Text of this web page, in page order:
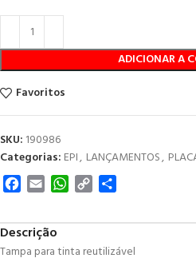
ADICIONAR A
Favoritos
SKU: 190986
Categorias: EPI, LANÇAMENTOS,
Facebook
Email WhatsApp
Copy
Descrição
Tampa para tinta reutilizável